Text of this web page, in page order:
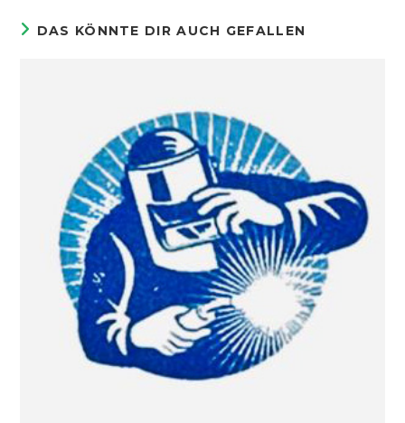
DAS KÖNNTE DIR AUCH GEFALLEN